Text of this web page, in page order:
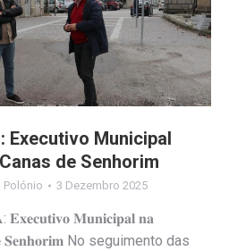
Executivo Municipal
de Senhorim
Polónio 3 Dezembro 2025
𝐌𝐮𝐧𝐢𝐜𝐢𝐩𝐚𝐥 𝐧𝐚
𝐒𝐞𝐧𝐡𝐨𝐫𝐢𝐦 No seguimento das